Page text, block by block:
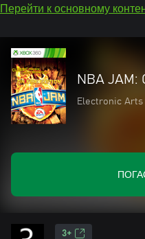
Перейти к основному
NBA JAM:
Electronic Arts
3+